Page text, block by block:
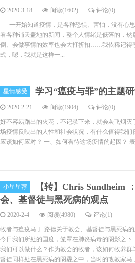
2020-3-18 阅读(1602) 评论(0)
一开始知道疫情，是各种恐惧、害怕，没有心
看各种铺天盖地的新闻，整个人情绪是低落的，
倒、会做事情的效率也会大打折扣……我依稀记得
式，嗯，我就是这样一...
星情感受 学习“瘟疫与罪”的主题
2020-2-21 阅读(1904) 评论(0)
好不容易蹭出的火花，不记录下来，就会灰飞烟
场疫情反映出的人性和社会状况，有什么值得我
应该如何应对？ 一、如何看待这场疫情的起因？
小星星荐
【转】Chris Sundheim
会、基督徒与黑死病的观点
2020-2-4 阅读(4980) 评论(1)
牧者与瘟疫马丁·路德关于教会、基督徒与黑死病的
今日我们所处的国度，笼罩在肺炎病毒的阴影之
我们可以做什么？作为教会的牧者，该如何牧养
督徒同样处在黑死病的阴霾之中，当时的改教家马